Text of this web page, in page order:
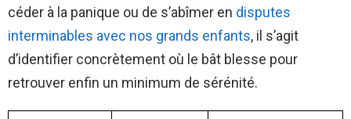
céder à la panique ou de s’abîmer en disputes
interminables avec nos grands enfants, il s’agit
d’identifier concrètement où le bât blesse pour
retrouver enfin un minimum de sérénité.